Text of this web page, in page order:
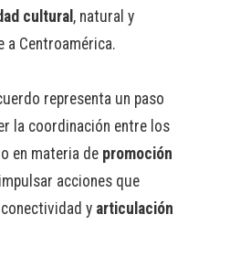
cultural , natural y
a Centroamérica.
representa un paso
la coordinación entre los
en materia de promoción
acciones que
y articulación